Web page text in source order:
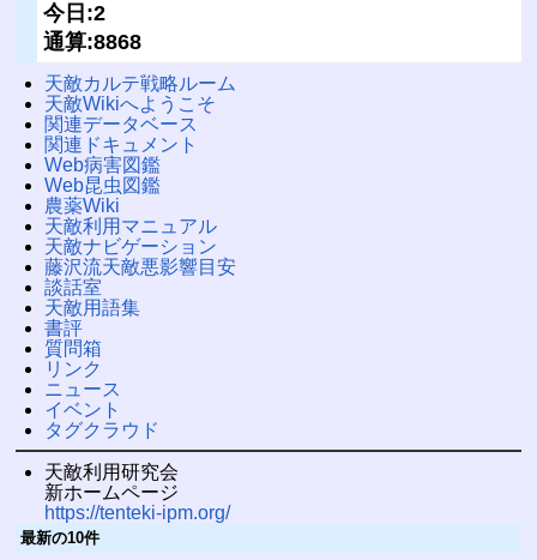
今日:2
通算:8868
天敵カルテ戦略ルーム
天敵Wikiへようこそ
関連データベース
関連ドキュメント
Web病害図鑑
Web昆虫図鑑
農薬Wiki
天敵利用マニュアル
天敵ナビゲーション
藤沢流天敵悪影響目安
談話室
天敵用語集
書評
質問箱
リンク
ニュース
イベント
タグクラウド
天敵利用研究会
新ホームページ
https://tenteki-ipm.org/
最新の10件